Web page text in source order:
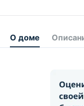
О доме